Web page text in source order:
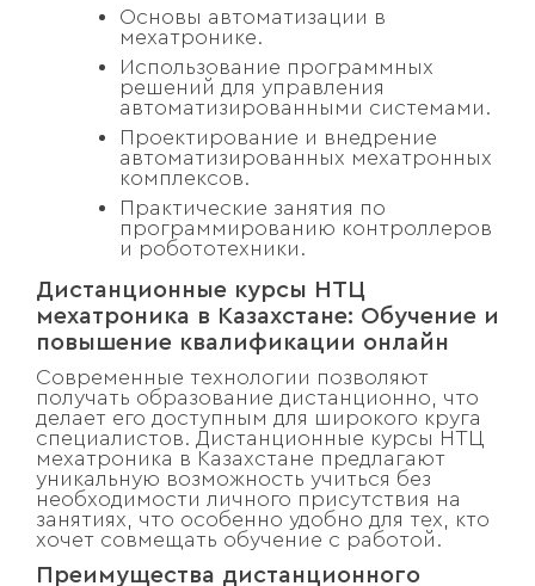
Основы автоматизации в
мехатронике.
Использование программных
решений для управления
автоматизированными системами.
Проектирование и внедрение
автоматизированных мехатронных
комплексов.
Практические занятия по
программированию контроллеров
и робототехники.
Дистанционные курсы НТЦ
мехатроника в Казахстане: Обучение и
повышение квалификации онлайн
Современные технологии позволяют
получать образование дистанционно, что
делает его доступным для широкого круга
специалистов. Дистанционные курсы НТЦ
мехатроника в Казахстане предлагают
уникальную возможность учиться без
необходимости личного присутствия на
занятиях, что особенно удобно для тех, кто
хочет совмещать обучение с работой.
Преимущества дистанционного